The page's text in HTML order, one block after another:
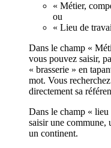
« Métier,
ou
« Lieu de
Dans le champ «
vous pouvez saisir,
« brasserie » en
mot. Vous
directement sa
Dans le champ «
saisir une commune,
un continent.